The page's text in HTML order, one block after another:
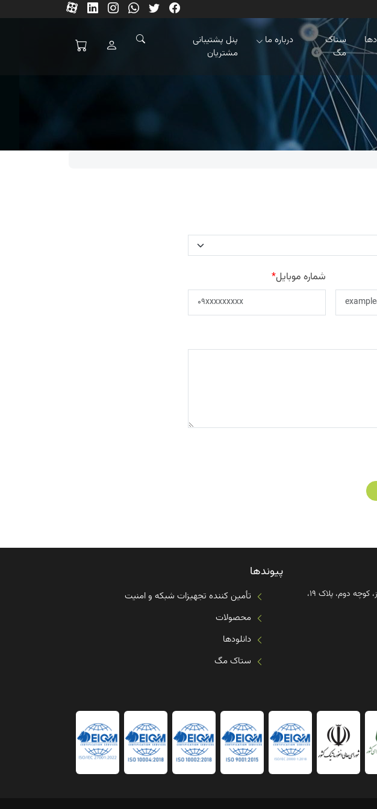
ستاک
مگ
درباره ما
پنل پشتیبانی
مشتریان
شماره موبایل*
تهران، خیابان شهید بهشتی، خیابان سرافراز، کوچه دوم، پلاک ۱۹،
پیوندها
تأمین کننده تجهیزات شبکه و امنیت
محصولات
دانلودها
ستاک مگ